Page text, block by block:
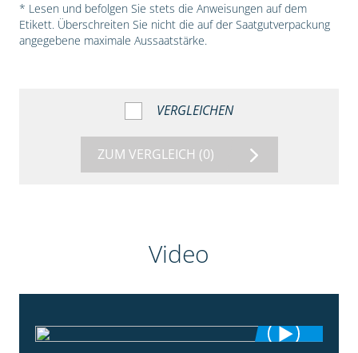
* Lesen und befolgen Sie stets die Anweisungen auf dem
Etikett. Überschreiten Sie nicht die auf der Saatgutverpackung
angegebene maximale Aussaatstärke.
VERGLEICHEN
ZUM VERGLEICH (0)
Video